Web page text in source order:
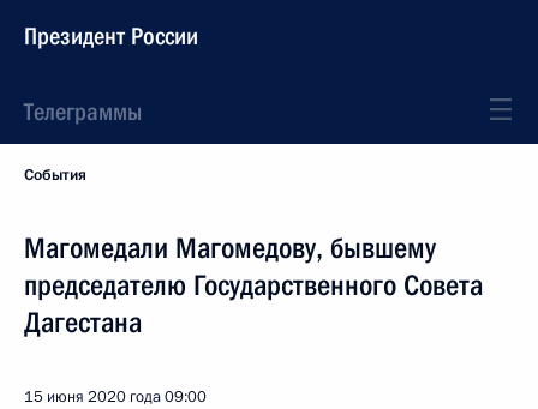
Президент России
Телеграммы
События
Магомедали Магомедову, бывшему
председателю Государственного Совета
Дагестана
15 июня 2020 года09:00